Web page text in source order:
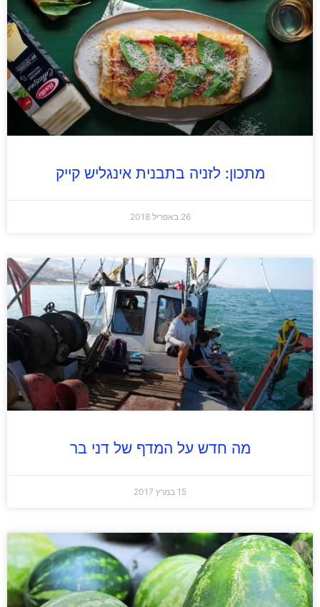
מתכון: לזניה בתבנית אינגליש קייק
26 באפריל 2018
מה חדש על המדף של דני בר
15 במרץ 2017